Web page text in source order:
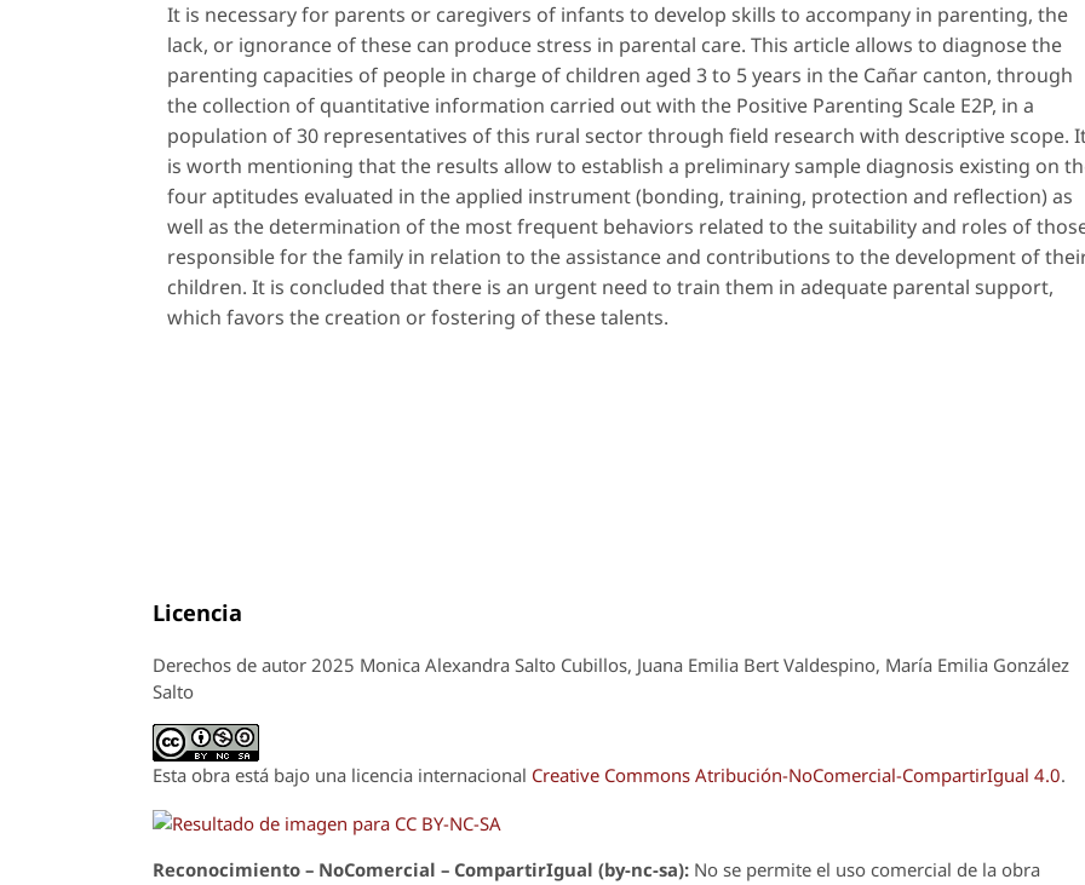
It is necessary for parents or caregivers of infants to develop skills to accompany in parenting, the
lack, or ignorance of these can produce stress in parental care. This article allows to diagnose the
parenting capacities of people in charge of children aged 3 to 5 years in the Cañar canton, through
the collection of quantitative information carried out with the Positive Parenting Scale E2P, in a
population of 30 representatives of this rural sector through field research with descriptive scope.
is worth mentioning that the results allow to establish a preliminary sample diagnosis existing on
four aptitudes evaluated in the applied instrument (bonding, training, protection and reflection) as
well as the determination of the most frequent behaviors related to the suitability and roles of
responsible for the family in relation to the assistance and contributions to the development of
children. It is concluded that there is an urgent need to train them in adequate parental support,
which favors the creation or fostering of these talents.
Licencia
Derechos de autor 2025 Monica Alexandra Salto Cubillos, Juana Emilia Bert Valdespino, María Emilia González
Salto
Esta obra está bajo una licencia internacional Creative Commons Atribución-NoComercial-CompartirIgual 4.0.
Reconocimiento – NoComercial – CompartirIgual (by-nc-sa): No se permite el uso comercial de la obra